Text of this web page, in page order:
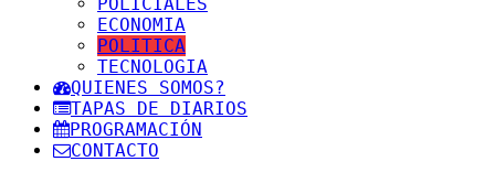
ECONOMIA
POLITICA
TECNOLOGIA
QUIENES SOMOS?
TAPAS DE DIARIOS
PROGRAMACIÓN
CONTACTO